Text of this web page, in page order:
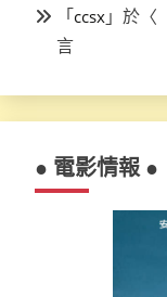
「ccsx 」於〈
言
● 電影情報 ●